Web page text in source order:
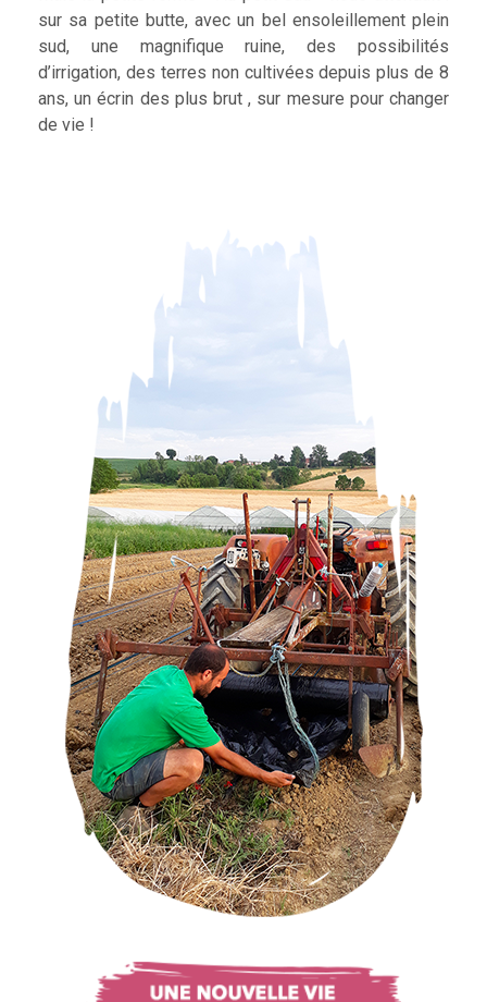
sur sa petite butte, avec un bel ensoleillement plein
sud, une magnifique ruine, des possibilités
d’irrigation, des terres non cultivées depuis plus de 8
ans, un écrin des plus brut , sur mesure pour changer
de vie !